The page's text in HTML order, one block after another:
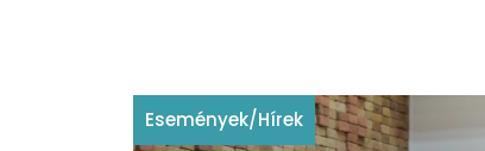
Események/Hírek